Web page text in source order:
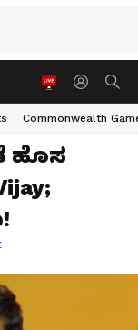
Commonwealth
ಹೊಸ